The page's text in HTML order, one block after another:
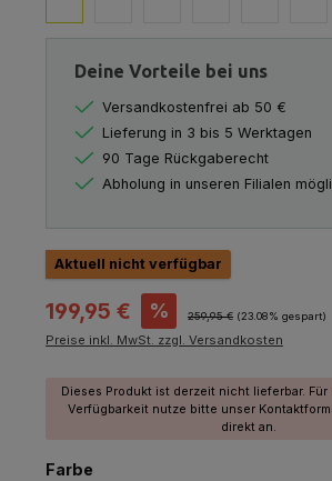
Deine Vorteile bei uns
Versandkostenfrei ab 50 €
Lieferung in 3 bis 5 Werktagen
90 Tage Rückgaberecht
Abholung in unseren Filialen
Aktuell nicht verfügbar
Verkaufspreis:
199,95 € % Regulärer Preis:
259,95 € (23.08% gespart)
Preise inkl. MwSt. zzgl. Versandkosten
Dieses Produkt ist derzeit nicht lieferbar.
Verfügbarkeit nutze bitte unser
direkt an.
Farbe